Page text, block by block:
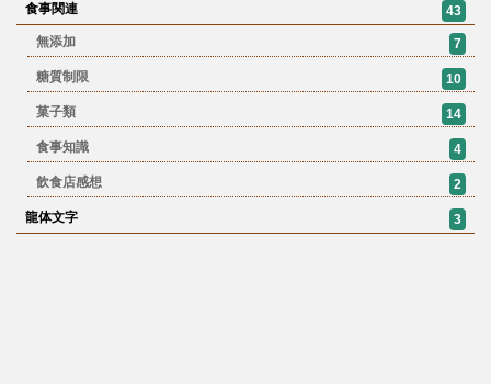
食事関連
43
無添加
7
糖質制限 10
菓子類 14
食事知識 4
飲食店感想 2
龍体文字 3